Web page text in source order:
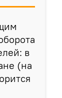
в
(на